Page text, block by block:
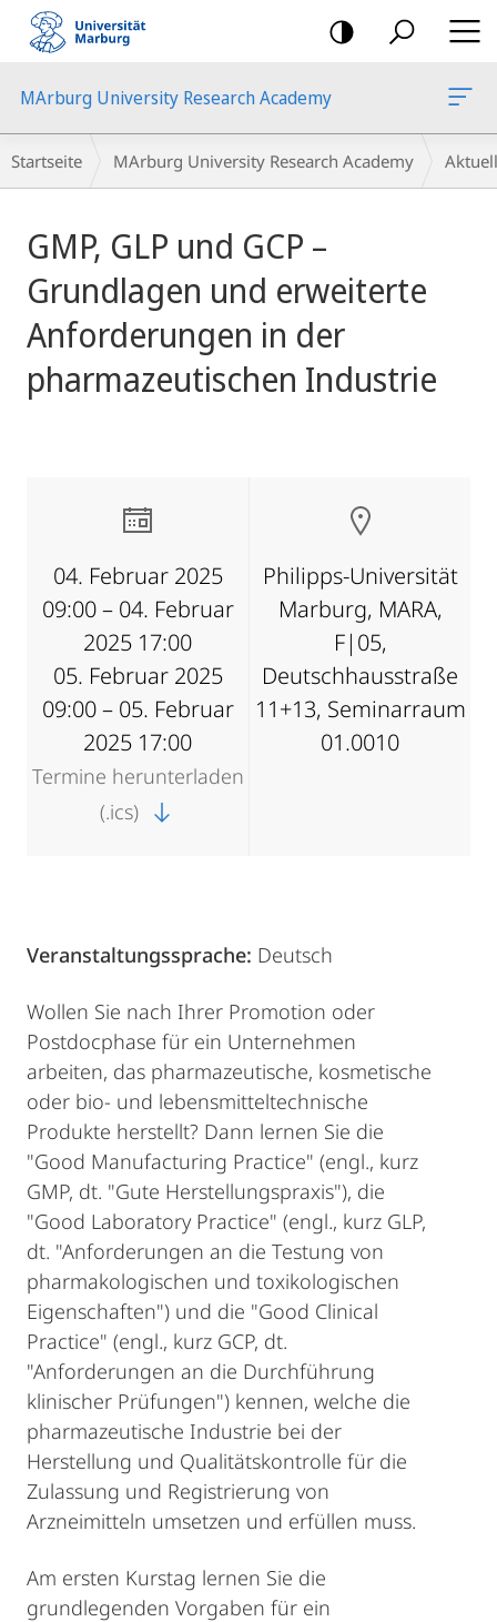
Mobile-
Navigation
MArburg University Research Academy
Breadcrumb-
Navigation
Startseite MArburg University Research Academy
GMP, GLP und GCP –
Grundlagen und erweiterte
Anforderungen in der
pharmazeutischen Industrie
04. Februar 2025
09:00 – 04. Februar
2025 17:00
05. Februar 2025
09:00 – 05. Februar
2025 17:00
Termine herunterladen
(.ics)
Philipps-Universität
Marburg, MARA,
F|05,
Deutschhausstraße
11+13, Seminarraum
01.0010
Veranstaltungssprache: Deutsch
Wollen Sie nach Ihrer Promotion oder
Postdocphase für ein Unternehmen
arbeiten, das pharmazeutische, kosmetische
oder bio- und lebensmitteltechnische
Produkte herstellt? Dann lernen Sie die
"Good Manufacturing Practice" (engl., kurz
GMP, dt. "Gute Herstellungspraxis"), die
"Good Laboratory Practice" (engl., kurz GLP,
dt. "Anforderungen an die Testung von
pharmakologischen und toxikologischen
Eigenschaften") und die "Good Clinical
Practice" (engl., kurz GCP, dt.
"Anforderungen an die Durchführung
klinischer Prüfungen") kennen, welche die
pharmazeutische Industrie bei der
Herstellung und Qualitätskontrolle für die
Zulassung und Registrierung von
Arzneimitteln umsetzen und erfüllen muss.
Am ersten Kurstag lernen Sie die
grundlegenden Vorgaben für ein